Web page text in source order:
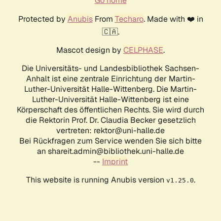
Protected by AnubisFrom Techaro. Made with ❤️ in
🇨🇦.
Mascot design by CELPHASE.
Die Universitäts- und Landesbibliothek Sachsen-
Anhalt ist eine zentrale Einrichtung der Martin-
Luther-Universität Halle-Wittenberg. Die Martin-
Luther-Universität Halle-Wittenberg ist eine
Körperschaft des öffentlichen Rechts. Sie wird durch
die Rektorin Prof. Dr. Claudia Becker gesetzlich
vertreten: rektor@uni-halle.de
Bei Rückfragen zum Service wenden Sie sich bitte
an shareit.admin@bibliothek.uni-halle.de
-- Imprint
This website is running Anubis version v1.25.0.